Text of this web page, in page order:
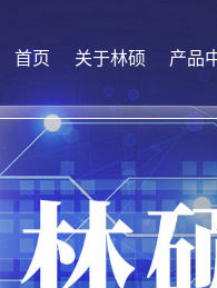
首页 关于林硕 产品